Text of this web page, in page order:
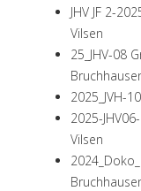
JHV JF 2-
Vilsen
25_JHV-08
2025_JVH-
2025-
Vilsen